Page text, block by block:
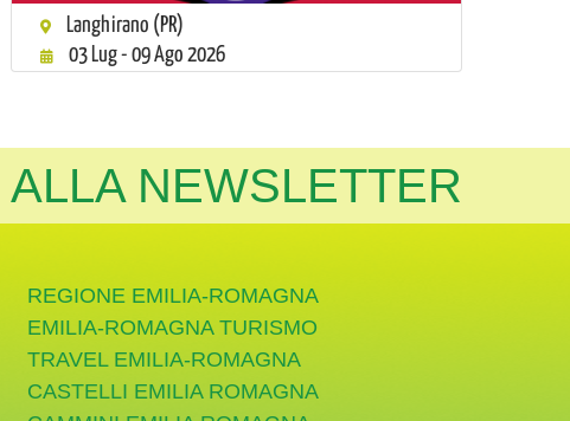
Langhirano (PR)
03 Lug - 09 Ago 2026
NEWSLETTER
REGIONE EMILIA-ROMAGNA
EMILIA-ROMAGNA TURISMO
TRAVEL EMILIA-ROMAGNA
CASTELLI EMILIA ROMAGNA